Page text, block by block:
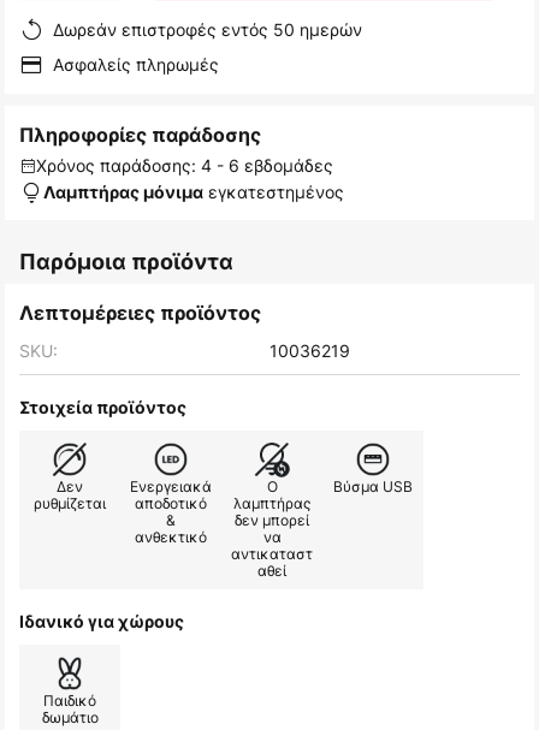
Δωρεάν επιστροφές εντός 50 ημερών
Ασφαλείς πληρωμές
Πληροφορίες παράδοσης
Χρόνος παράδοσης: 4 - 6 εβδομάδες
Λαμπτήρας μόνιμα εγκατεστημένος
Παρόμοια προϊόντα
Λεπτομέρειες προϊόντος
SKU: 10036219
Στοιχεία προϊόντος
Δεν
ρυθμίζεται
Ενεργειακά
αποδοτικό
&
ανθεκτικό
Ο
λαμπτήρας
δεν μπορεί
να
αντικαταστ
αθεί
Βύσμα USB
Ιδανικό για χώρους
Παιδικό
δωμάτιο